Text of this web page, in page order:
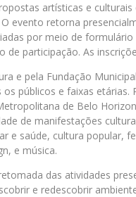
artísticas e
evento retorna
por meio de formulário
participação. As
e pela Fundação
públicos e faixas etárias.
de Belo
de manifestações
e saúde, cultura popular,
e música.
das atividades
e redescobrir